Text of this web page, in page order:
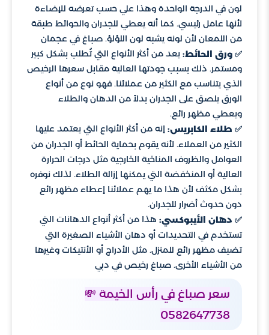
لون في الدرجة الواحدة وهذا علي حسب تعرضه للإضاءة
لأنها عامل رئيسي. كما أنه يعطي للجدران والحوائط طبقة
من اللمعان لأن لونه يشبه لون اللؤلؤ. صباغ في عجمان
✅ ورق الحائط: يعد من أكثر الأنواع التي تُطلب بشكل كبير
ومستمر. ذلك بسبب جودتها العالية مقابل سعرها الرخيص
الذي يتناسب مع الكثير من عملائنا. فهو نوع من أنواع
الورق يلصق على الجدران بدلاً من الدهان والطلاء
ويعطي مظهر رائع.
✅ طلاء الكابريس: إنه من أكثر الأنواع التي يعتمد عليها
الكثير من العملاء. لأنه يقوم بحماية الحائط أو الجدران من
العوامل والظروف المناخية الخارجية مثل درجات الحرارة
العالية أو المنخفضة التي يمكنها إزالة الطلاء. لذلك نوفره
بشكل مكثف لأن هذا ما يهم عملائنا إعطاء مظهر رائع
دون حدوث أضرار للجدران.
✅ دهان الأيبوكسي: هذا من أكثر أنواع الدهانات التي
تستخدم في التحديدات أو دهان الأشياء الصغيرة التي
تضيف مظهر رائع للمنزل. مثل الأدراج أو الأنتيكات وغيرها
من الأشياء الأخرى. صباغ رخيص في دبي
سعر صباغ في رأس الخيمة 💸
0582647738